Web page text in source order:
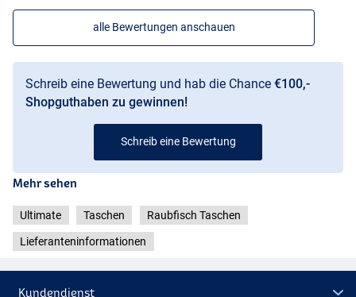
alle Bewertungen anschauen
Schreib eine Bewertung und hab die Chance €100,-
Shopguthaben zu gewinnen!
Schreib eine Bewertung
Mehr sehen
Ultimate Taschen Raubfisch Taschen
Lieferanteninformationen
Kundendienst